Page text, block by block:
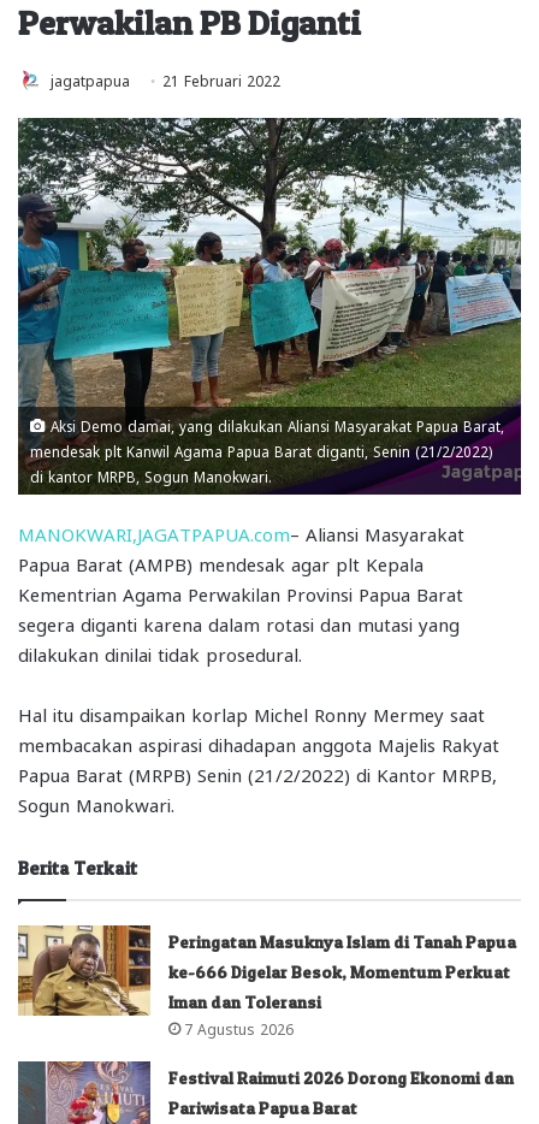
Perwakilan PB Diganti
jagatpapua 21 Februari 2022
Aksi Demo damai, yang dilakukan Aliansi Masyarakat Papua Barat,
mendesak plt Kanwil Agama Papua Barat diganti, Senin (21/2/2022)
di kantor MRPB, Sogun Manokwari.
MANOKWARI,JAGATPAPUA.com– Aliansi Masyarakat
Papua Barat (AMPB) mendesak agar plt Kepala
Kementrian Agama Perwakilan Provinsi Papua Barat
segera diganti karena dalam rotasi dan mutasi yang
dilakukan dinilai tidak prosedural.
Hal itu disampaikan korlap Michel Ronny Mermey saat
membacakan aspirasi dihadapan anggota Majelis Rakyat
Papua Barat (MRPB) Senin (21/2/2022) di Kantor MRPB,
Sogun Manokwari.
Berita Terkait
Peringatan Masuknya Islam di Tanah Papua
ke-666 Digelar Besok, Momentum Perkuat
Iman dan Toleransi
7 Agustus 2026
Festival Raimuti 2026 Dorong Ekonomi dan
Pariwisata Papua Barat